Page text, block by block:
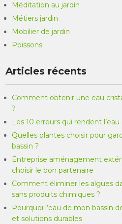
Méditation au jardin
Métiers jardin
Mobilier de jardin
Poissons
Articles récents
Comment obtenir une eau
?
Les 10 erreurs qui rendent
Quelles plantes choisir pour
bassin ?
Entreprise aménagement
choisir le bon partenaire
Comment éliminer les algues
sans produits chimiques ?
Pourquoi l’eau de mon bassin
et solutions durables